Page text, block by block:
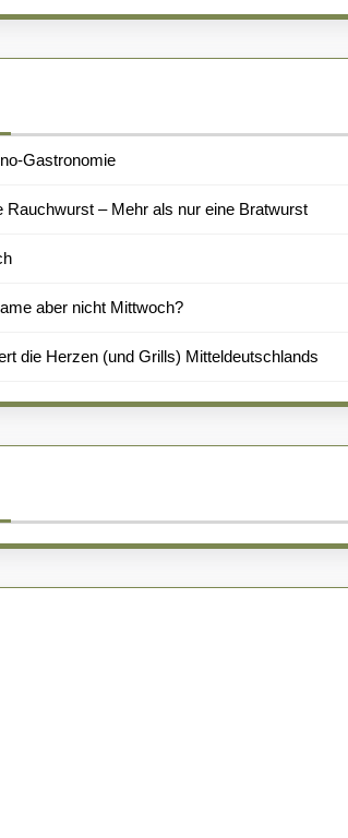
Gastronomie
– Mehr als nur eine Bratwurst
aber nicht Mittwoch?
die Herzen (und Grills) Mitteldeutschlands